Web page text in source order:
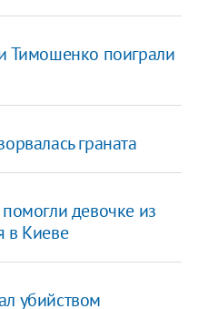
Тимошенко поиграли
граната
девочке из
в Киеве
убийством